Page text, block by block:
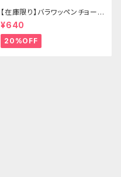
【在庫限り】バラワッペンチョーカ
ー
¥640
20%OFF